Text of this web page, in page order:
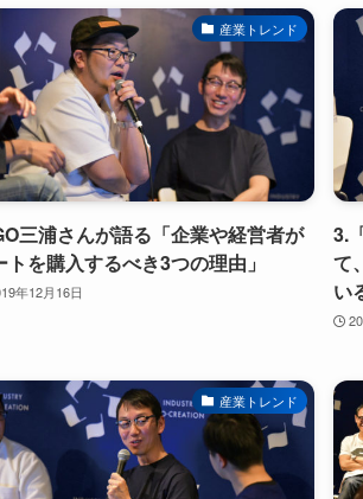
産業トレンド
三浦さんが語る「企業や経営者が
トを購入するべき3つの理由」
年12月16日
3.
て
い
産業トレンド